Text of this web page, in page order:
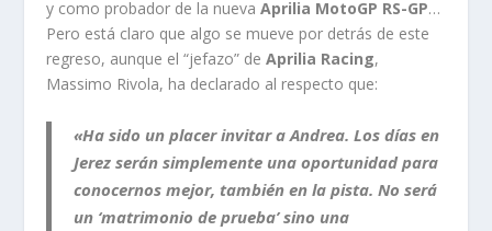
y como probador de la nuevaAprilia MotoGP RS-GP…
Pero está claro que algo se mueve por detrás de este
regreso, aunque el “jefazo” deAprilia Racing,
Massimo Rivola, ha declarado al respecto que:
«Ha sido un placer invitar a Andrea. Losdías en
Jerez seránsimplemente una oportunidad para
conocernos mejor, también en la pista. No será
un ‘matrimonio de prueba’ sino una